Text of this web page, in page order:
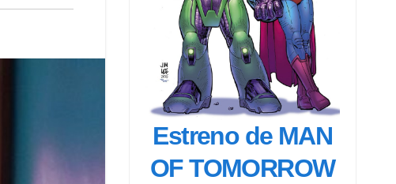
Estreno de MAN
OF TOMORROW